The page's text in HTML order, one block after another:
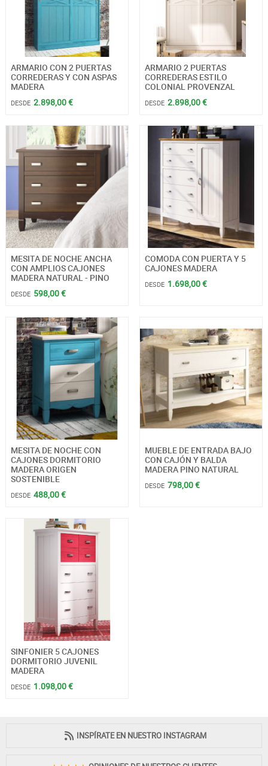
ARMARIO CON 2 PUERTAS
CORREDERAS Y CON ASPAS
MADERA
DESDE 2.898,00 €
ARMARIO 2 PUERTAS
CORREDERAS ESTILO
COLONIAL PROVENZAL
DESDE 2.898,00 €
MESITA DE NOCHE ANCHA
CON AMPLIOS CAJONES
MADERA NATURAL - PINO
DESDE 598,00 €
COMODA CON PUERTA Y 5
CAJONES MADERA
DESDE 1.698,00 €
MESITA DE NOCHE CON
CAJONES DORMITORIO
MADERA ORIGEN
SOSTENIBLE
DESDE 488,00 €
MUEBLE DE ENTRADA BAJO
CON CAJÓN Y BALDA
MADERA PINO NATURAL
DESDE 798,00 €
SINFONIER 5 CAJONES
DORMITORIO JUVENIL
MADERA
DESDE 1.098,00 €
INSPÍRATE EN NUESTRO INSTAGRAM